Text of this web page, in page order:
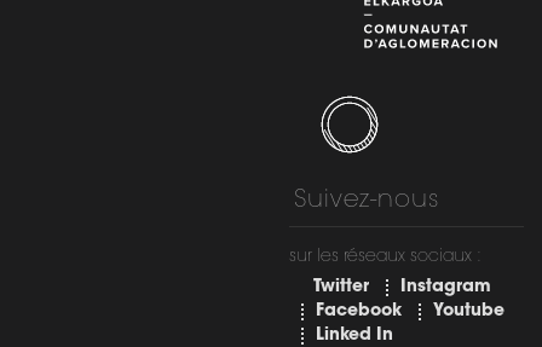
Suivez-nous
sur les réseaux sociaux :
Twitter
Instagram
Facebook
Youtube
Linked In